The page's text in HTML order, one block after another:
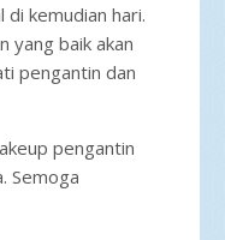
kemudian hari.
yang baik akan
pengantin dan
pengantin
Semoga